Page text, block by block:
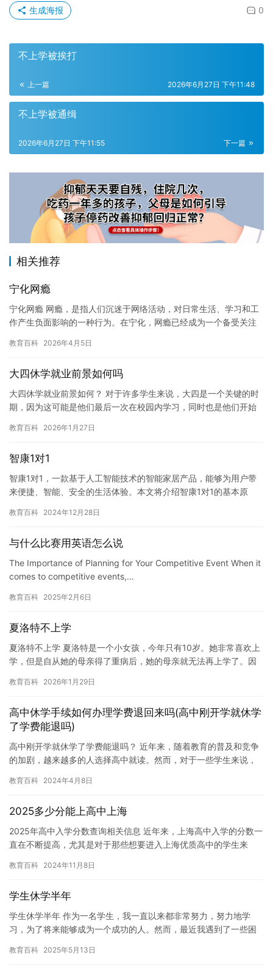
0
生成海报
不上学被挨打
上一篇 2026年6月27日 下午11:48
不上学被通缉
下一篇
2026年6月27日 下午11:55
相关推荐
宁化网瘾
宁化网瘾 网瘾，是指人们沉迷于网络活动，对日常生活、学习和工
作产生负面影响的一种行为。在宁化，网瘾已经成为一个备受关注
迷…
教育百科 2026年4月5日
大四休学就业前景如何吗
大四休学就业前景如何？ 对于许多学生来说，大四是一个关键的时
期，因为这可能是他们最后一次在校园内学习，同时也是他们开始
对他…
教育百科 2026年1月27日
智康1对1
智康1对1，一款基于人工智能技术的智能家居产品，能够为用户带
来便捷、智能、安全的生活体验。本文将介绍智康1对1的基本原
品。…
教育百科 2024年12月28日
与什么比赛用英语怎么说
The Importance of Planning for Your Competitive Event When it
comes to competitive events,…
教育百科 2025年2月6日
夏洛特不上学
夏洛特不上学 夏洛特是一个小女孩，今年只有10岁。她非常喜欢上
学，但是自从她的母亲得了重病后，她的母亲就无法再上学了。因
行…
教育百科 2026年1月29日
高中休学手续如何办理学费退回来吗(高中刚开学就休学
了学费能退吗)
高中刚开学就休学了学费能退吗？ 近年来，随着教育的普及和竞争
的加剧，越来越多的人选择高中就读。然而，对于一些学生来说，
疾病…
教育百科 2024年4月8日
2025多少分能上高中上海
2025年高中入学分数查询相关信息 近年来，上海高中入学的分数一
直在不断提高，尤其是对于那些想要进入上海优质高中的学生来
来…
教育百科 2024年11月8日
学生休学半年
学生休学半年 作为一名学生，我一直以来都非常努力，努力地学
习，为了将来能够成为一个成功的人。然而，最近我遇到了一些困
我最…
教育百科 2025年5月13日